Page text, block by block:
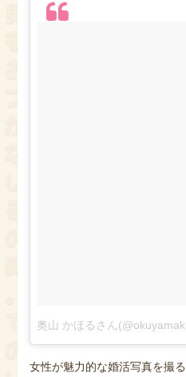
女性が魅力的な婚活写真を撮